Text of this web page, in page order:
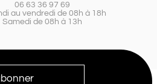
06 63 36 97 69
au vendredi de 08h à 18h
Samedi de 08h à 13h